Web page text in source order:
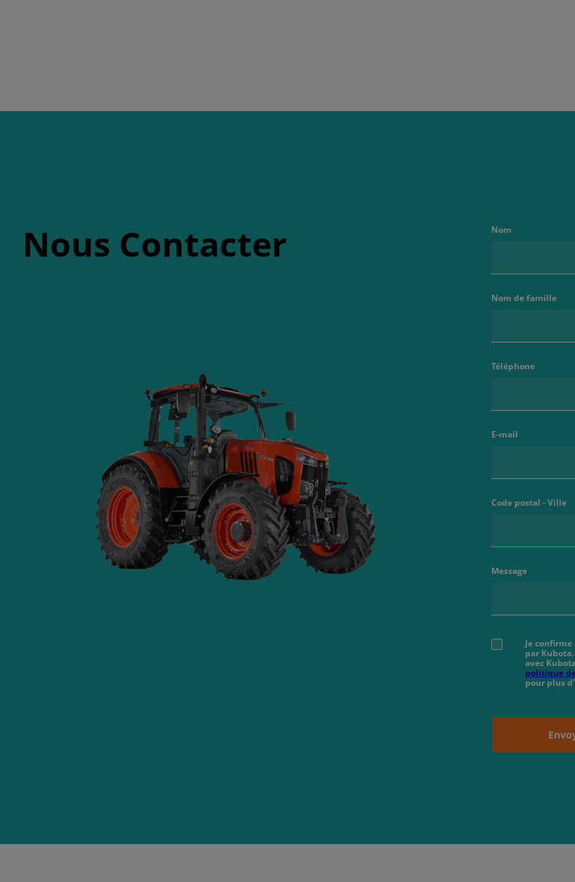
Nous Contacter Nom
Nom de famille
Téléphone
E-mail
Code postal - Ville
Message
Je
par
avec
politique
pour plus